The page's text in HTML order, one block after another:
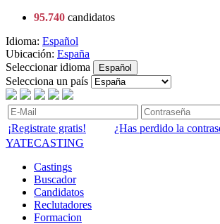
95.740 candidatos
Idioma: Español
Ubicación: España
Seleccionar idioma
Español
Selecciona un país
¡Registrate gratis!
¿Has perdido la
YATECASTING
Castings
Buscador
Candidatos
Reclutadores
Formacion